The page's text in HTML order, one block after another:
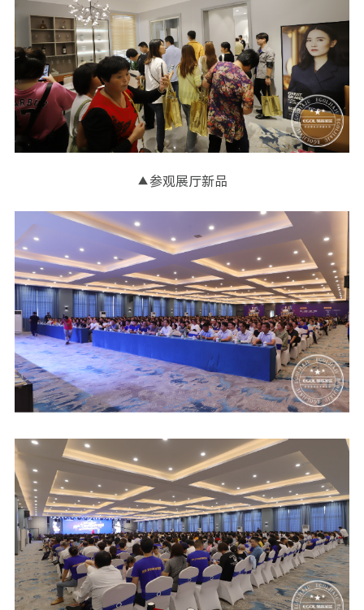
▲参观展厅新品